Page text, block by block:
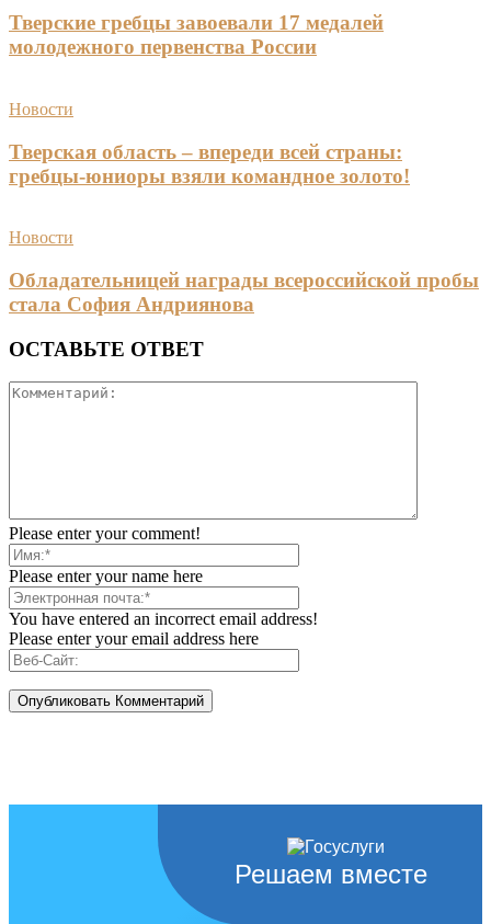
Тверские гребцы завоевали 17 медалей
молодежного первенства России
Новости
Тверская область – впереди всей страны:
гребцы-юниоры взяли командное золото!
Новости
Обладательницей награды всероссийской пробы
стала София Андриянова
ОСТАВЬТЕ ОТВЕТ
Please enter your comment!
Please enter your name here
You have entered an incorrect email address!
Please enter your email address here
Решаем вместе